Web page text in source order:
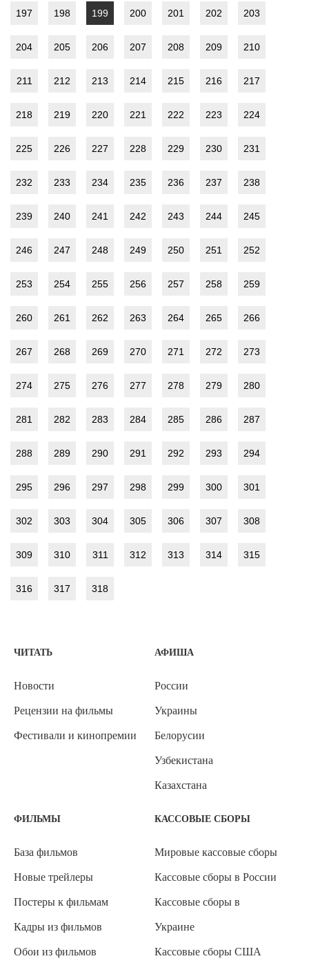
197 198 199 200 201 202 203
204 205 206 207 208 209 210
211 212 213 214 215 216 217
218 219 220 221 222 223 224
225 226 227 228 229 230 231
232 233 234 235 236 237 238
239 240 241 242 243 244 245
246 247 248 249 250 251 252
253 254 255 256 257 258 259
260 261 262 263 264 265 266
267 268 269 270 271 272 273
274 275 276 277 278 279 280
281 282 283 284 285 286 287
288 289 290 291 292 293 294
295 296 297 298 299 300 301
302 303 304 305 306 307 308
309 310 311 312 313 314 315
316 317 318
ЧИТАТЬ
Новости
Рецензии на фильмы
Фестивали и кинопремии
АФИША
России
Украины
Белорусии
Узбекистана
Казахстана
ФИЛЬМЫ
База фильмов
Новые трейлеры
Постеры к фильмам
Кадры из фильмов
Обои из фильмов
КАССОВЫЕ СБОРЫ
Мировые кассовые сборы
Кассовые сборы в России
Кассовые сборы в
Украине
Кассовые сборы США